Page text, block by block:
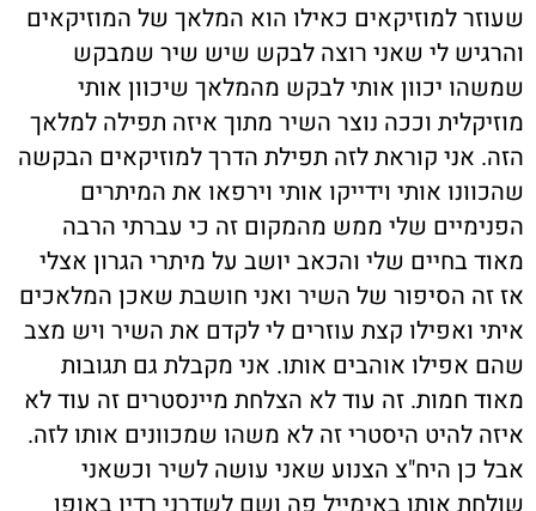
שעוזר למוזיקאים כאילו הוא המלאך של המוזיקאים
והרגיש לי שאני רוצה לבקש שיש שיר שמבקש
שמשהו יכוון אותי לבקש מהמלאך שיכוון אותי
מוזיקלית וככה נוצר השיר מתוך איזה תפילה למלאך
הזה. אני קוראת לזה תפילת הדרך למוזיקאים הבקשה
שהכוונו אותי וידייקו אותי וירפאו את המיתרים
הפנימיים שלי ממש מהמקום זה כי עברתי הרבה
מאוד בחיים שלי והכאב יושב על מיתרי הגרון אצלי
אז זה הסיפור של השיר ואני חושבת שאכן המלאכים
איתי ואפילו קצת עוזרים לי לקדם את השיר ויש מצב
שהם אפילו אוהבים אותו. אני מקבלת גם תגובות
מאוד חמות. זה עוד לא הצלחת מיינסטרים זה עוד לא
איזה להיט היסטרי זה לא משהו שמכוונים אותו לזה.
אבל כן היח"צ הצנוע שאני עושה לשיר וכשאני